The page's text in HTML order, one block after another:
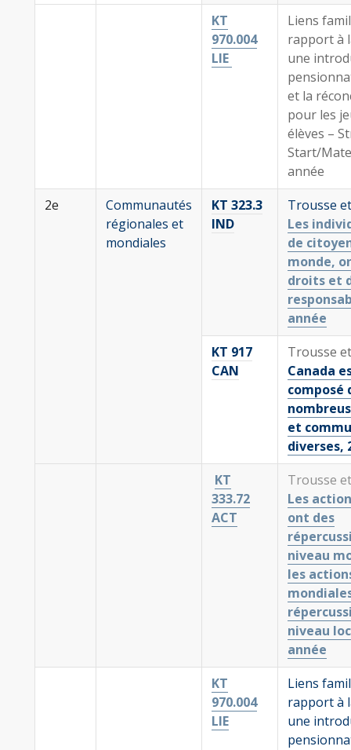
KT
970.004
LIE
Liens
rapport à
une
et la
pour les
élèves –
Start/
année
2e
Communautés
régionales et
mondiales
KT 323.3
IND
Trousse
Les
de
monde,
droits et
année
KT 917
CAN
Trousse
Canada
composé
et
diverses,
KT
333.72
ACT
Trousse
Les
ont des
niveau
les
niveau
année
KT
970.004
LIE
Liens
rapport à
une